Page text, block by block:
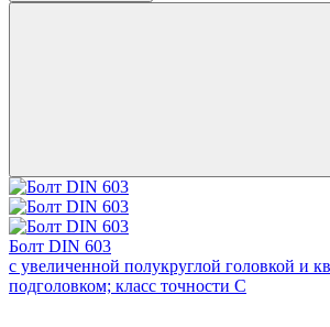
Болт DIN 603
с увеличенной полукруглой головкой и
подголовком; класс точности С